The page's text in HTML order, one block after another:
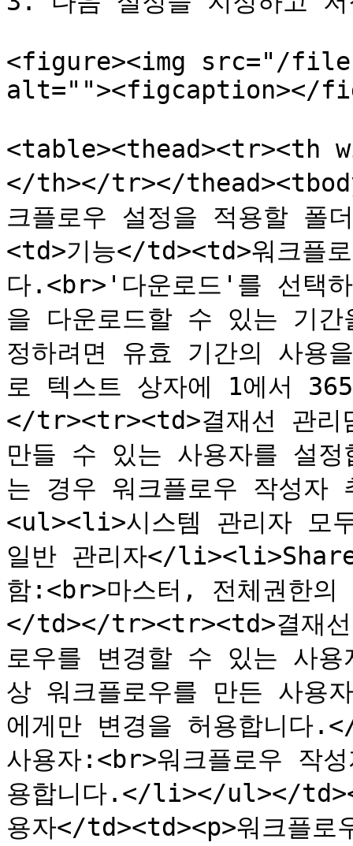
<figure><img src="/
alt=""><figcaption></
<table><thead><tr><th
</th></tr></
크플로우 설정을 적용할
<td>기능</td><td>워크플
다.<br>'다운로드'를 선택
을 다운로드할 수 있는 기
정하려면 유효 기간의 사용
로 텍스트 상자에 1에서
</tr><tr><td>결재선 관리
만들 수 있는 사용자를 설
는 경우 워크플로우 작성자
<ul><li>시스템 관리자 모
일반 관리자</
함:<br>마스터, 전체권한
</td></tr><tr><td>결재선
로우를 변경할 수 있는 사
상 워크플로우를 만든 사용
에게만 변경을 허용합니다
사용자:<br>워크플로우 작
용합니다.</li></ul></
용자</td><td><p>워크플